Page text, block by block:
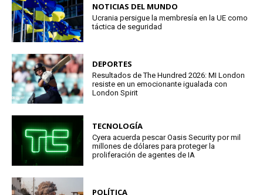
NOTICIAS DEL MUNDO
Ucrania persigue la membresía en la UE como
táctica de seguridad
DEPORTES
Resultados de The Hundred 2026: MI London
resiste en un emocionante igualada con
London Spirit
TECNOLOGÍA
Cyera acuerda pescar Oasis Security por mil
millones de dólares para proteger la
proliferación de agentes de IA
POLÍTICA